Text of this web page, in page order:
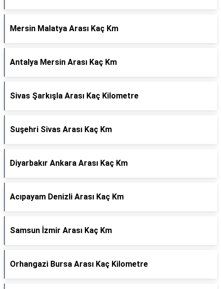
Mersin Malatya Arası Kaç Km
Antalya Mersin Arası Kaç Km
Sivas Şarkışla Arası Kaç Kilometre
Suşehri Sivas Arası Kaç Km
Diyarbakır Ankara Arası Kaç Km
Acıpayam Denizli Arası Kaç Km
Samsun İzmir Arası Kaç Km
Orhangazi Bursa Arası Kaç Kilometre